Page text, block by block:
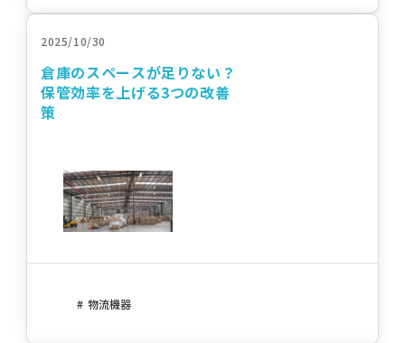
2025/10/30
倉庫のスペースが足りない？
保管効率を上げる3つの改善
策
物流機器